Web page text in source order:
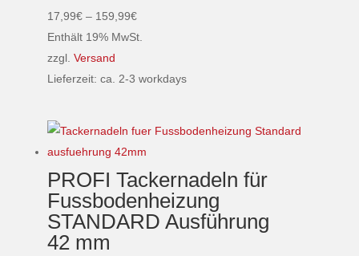
auf
der
Produktseite
gewählt
17,99€ – 159,99€Preisspanne:
17,99€
159,99€
Enthält 19% MwSt.
zzgl. Versand
Lieferzeit: ca. 2-3 workdays
Produkt
Varianten
auf.
Die
Optionen
PROFI Tackernadeln für
Fussbodenheizung
STANDARD Ausführung
42 mm